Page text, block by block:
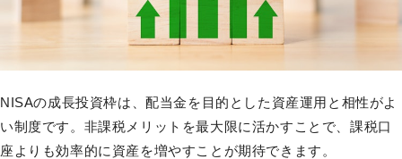
NISAの成長投資枠は、配当金を目的とした資産運用と相性がよ
い制度です。非課税メリットを最大限に活かすことで、課税口
座よりも効率的に資産を増やすことが期待できます。